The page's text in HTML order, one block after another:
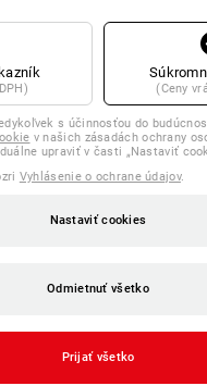
(Ceny
s účinnosťou do
v našich zásadách ochrany
upraviť v časti „Nastaviť
Vyhlásenie o ochrane údajov.
Nastaviť cookies
Odmietnuť všetko
Prijať všetko